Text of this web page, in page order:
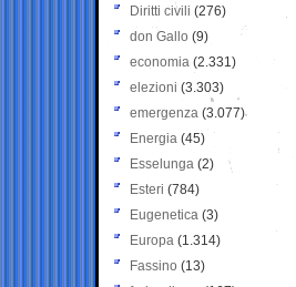
Diritti civili (276)
don Gallo (9)
economia (2.331)
elezioni (3.303)
emergenza (3.077)
Energia (45)
Esselunga (2)
Esteri (784)
Eugenetica (3)
Europa (1.314)
Fassino (13)